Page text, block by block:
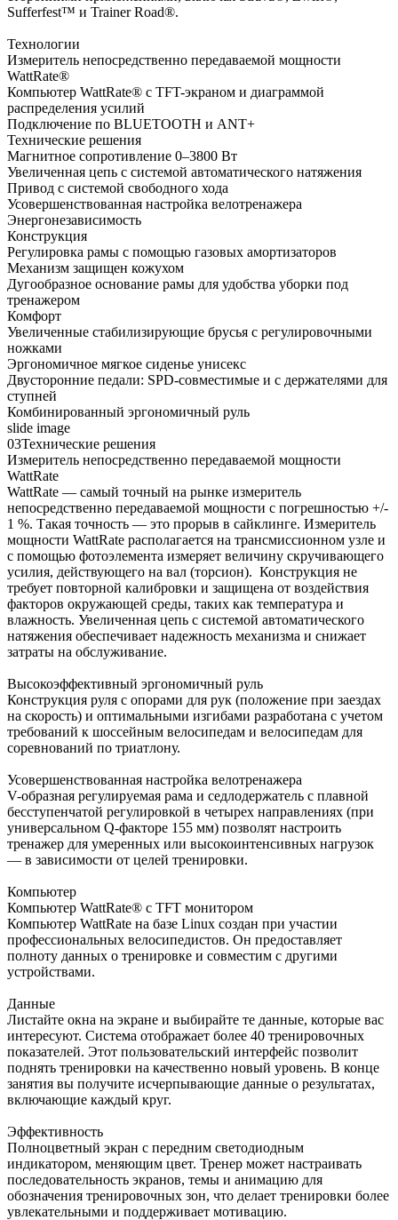
Sufferfest™ и Trainer Road®.
Технологии
Измеритель непосредственно передаваемой мощности
WattRate®
Компьютер WattRate® с TFT-экраном и диаграммой
распределения усилий
Подключение по BLUETOOTH и ANT+
Технические решения
Магнитное сопротивление 0–3800 Вт
Увеличенная цепь с системой автоматического натяжения
Привод с системой свободного хода
Усовершенствованная настройка велотренажера
Энергонезависимость
Конструкция
Регулировка рамы с помощью газовых амортизаторов
Механизм защищен кожухом
Дугообразное основание рамы для удобства уборки под
тренажером
Комфорт
Увеличенные стабилизирующие брусья с регулировочными
ножками
Эргономичное мягкое сиденье унисекс
Двусторонние педали: SPD-совместимые и c держателями для
ступней
Комбинированный эргономичный руль
slide image
03Технические решения
Измеритель непосредственно передаваемой мощности
WattRate
WattRate — самый точный на рынке измеритель
непосредственно передаваемой мощности с погрешностью +/-
1 %. Такая точность — это прорыв в сайклинге. Измеритель
мощности WattRate располагается на трансмиссионном узле и
с помощью фотоэлемента измеряет величину скручивающего
усилия, действующего на вал (торсион). Конструкция не
требует повторной калибровки и защищена от воздействия
факторов окружающей среды, таких как температура и
влажность. Увеличенная цепь с системой автоматического
натяжения обеспечивает надежность механизма и снижает
затраты на обслуживание.
Высокоэффективный эргономичный руль
Конструкция руля с опорами для рук (положение при заездах
на скорость) и оптимальными изгибами разработана с учетом
требований к шоссейным велосипедам и велосипедам для
соревнований по триатлону.
Усовершенствованная настройка велотренажера
V-образная регулируемая рама и седлодержатель с плавной
бесступенчатой регулировкой в четырех направлениях (при
универсальном Q-факторе 155 мм) позволят настроить
тренажер для умеренных или высокоинтенсивных нагрузок
— в зависимости от целей тренировки.
Компьютер
Компьютер WattRate® с TFT монитором
Компьютер WattRate на базе Linux создан при участии
профессиональных велосипедистов. Он предоставляет
полноту данных о тренировке и совместим с другими
устройствами.
Данные
Листайте окна на экране и выбирайте те данные, которые вас
интересуют. Система отображает более 40 тренировочных
показателей. Этот пользовательский интерфейс позволит
поднять тренировки на качественно новый уровень. В конце
занятия вы получите исчерпывающие данные о результатах,
включающие каждый круг.
Эффективность
Полноцветный экран с передним светодиодным
индикатором, меняющим цвет. Тренер может настраивать
последовательность экранов, темы и анимацию для
обозначения тренировочных зон, что делает тренировки более
увлекательными и поддерживает мотивацию.